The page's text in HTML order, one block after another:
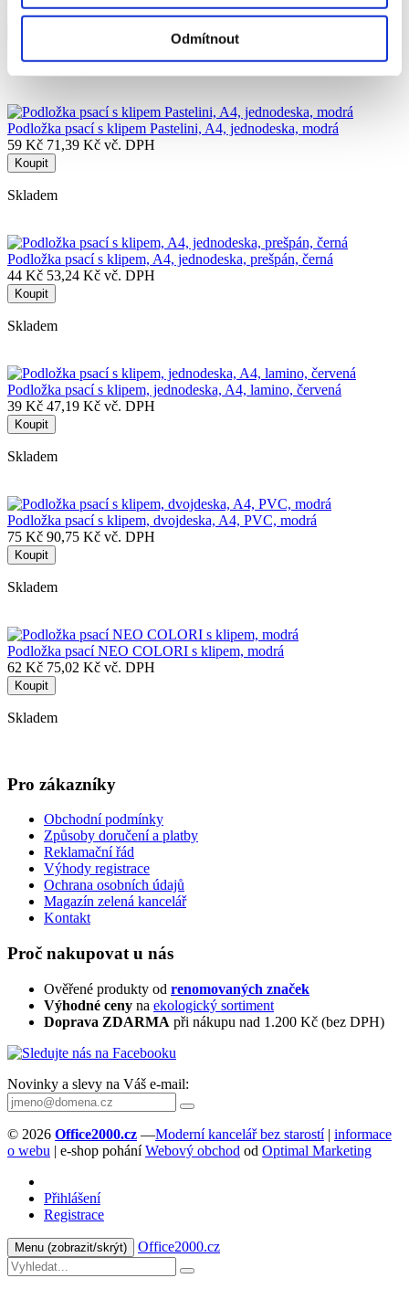
Odmítnout
46 Kč 55,66 Kč vč. DPH
Skladem
Podložka psací s klipem Pastelini, A4, jednodeska, modrá
59 Kč 71,39 Kč vč. DPH
Koupit
Skladem
Podložka psací s klipem, A4, jednodeska, prešpán, černá
44 Kč 53,24 Kč vč. DPH
Koupit
Skladem
Podložka psací s klipem, jednodeska, A4, lamino, červená
39 Kč 47,19 Kč vč. DPH
Koupit
Skladem
Podložka psací s klipem, dvojdeska, A4, PVC, modrá
75 Kč 90,75 Kč vč. DPH
Koupit
Skladem
Podložka psací NEO COLORI s klipem, modrá
62 Kč 75,02 Kč vč. DPH
Koupit
Skladem
Pro zákazníky
Obchodní podmínky
Způsoby doručení a platby
Reklamační řád
Výhody registrace
Ochrana osobních údajů
Magazín zelená kancelář
Kontakt
Proč nakupovat u nás
Ověřené produkty od renomovaných značek
Výhodné ceny na ekologický sortiment
Doprava ZDARMA při nákupu nad 1.200 Kč (bez DPH)
Novinky a slevy na Váš e-mail:
© 2026 Office2000.cz —Moderní kancelář bez starostí| informace
o webu | e-shop poháníWebový obchod od Optimal Marketing
Přihlášení
Registrace
Menu (zobrazit/skrýt) Office2000.cz